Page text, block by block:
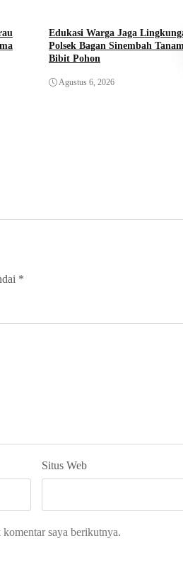
Edukasi Warga Jaga
Polsek Bagan Sinembah
Bibit Pohon
Agustus 6, 2026
*
Situs Web
saya berikutnya.